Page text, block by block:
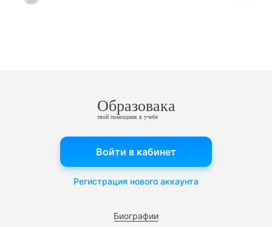
Образовака
твой помощник в учебе
Биографии
Войти в кабинет
Регистрация нового аккаунта